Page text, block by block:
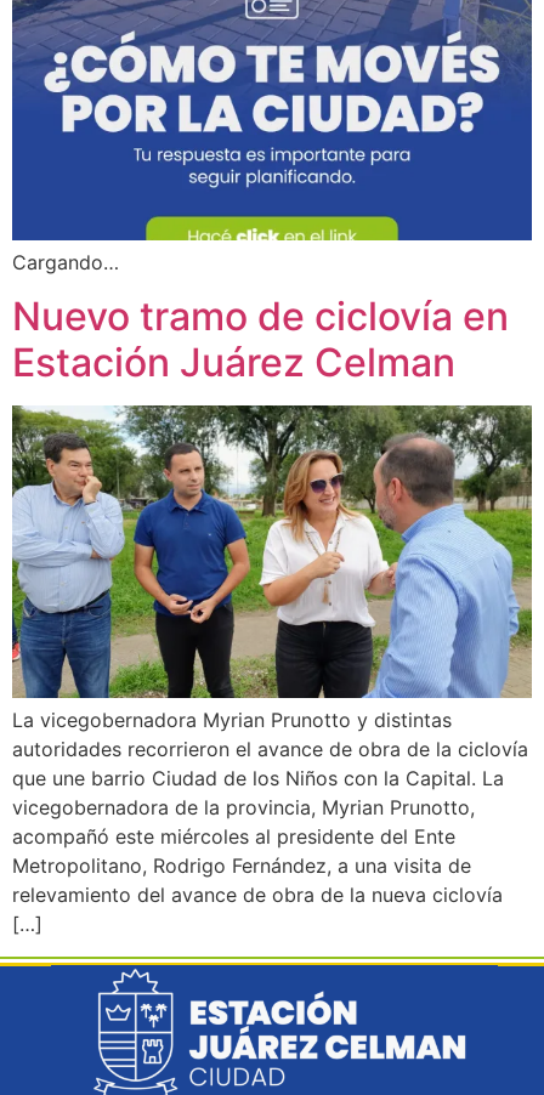
Cargando…
Nuevo tramo de ciclovía en
Estación Juárez Celman
La vicegobernadora Myrian Prunotto y distintas
autoridades recorrieron el avance de obra de la ciclovía
que une barrio Ciudad de los Niños con la Capital. La
vicegobernadora de la provincia, Myrian Prunotto,
acompañó este miércoles al presidente del Ente
Metropolitano, Rodrigo Fernández, a una visita de
relevamiento del avance de obra de la nueva ciclovía
[…]